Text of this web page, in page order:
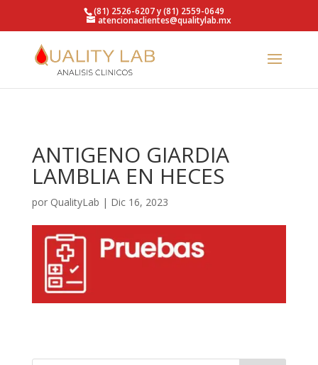
https://qualitylab.mx/(81) 2526-6207 y (81) 2559-0649
atencionaclientes@qualitylab.mx
ANTIGENO GIARDIA
LAMBLIA EN HECES
por QualityLab | Dic 16, 2023